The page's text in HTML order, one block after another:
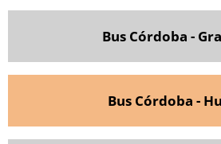
Bus Córdoba -
Bus Córdoba -